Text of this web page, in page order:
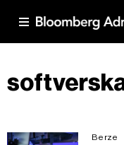
Berze